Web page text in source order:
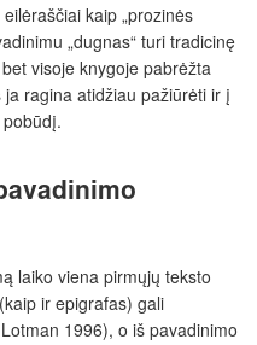
kaip „prozinės
„dugnas“ turi tradicinę
visoje knygoje pabrėžta
ragina atidžiau pažiūrėti ir į
laiko viena pirmųjų teksto
ir epigrafas) gali
1996), o iš pavadinimo